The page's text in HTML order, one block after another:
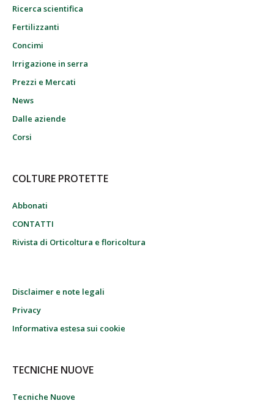
Ricerca scientifica
Fertilizzanti
Concimi
Irrigazione in serra
Prezzi e Mercati
News
Dalle aziende
Corsi
COLTURE PROTETTE
Abbonati
CONTATTI
Rivista di Orticoltura e floricoltura
Disclaimer e note legali
Privacy
Informativa estesa sui cookie
TECNICHE NUOVE
Tecniche Nuove